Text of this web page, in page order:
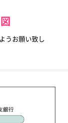
うお願い致し